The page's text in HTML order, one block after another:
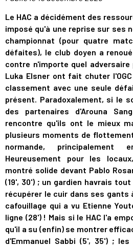
Le HAC a décidément des
imposé qu'à une reprise sur ses
championnat (pour quatre
défaites), le club doyen a
contre n'importe quel
Luka Elsner ont fait chuter
classement avec une seule
présent. Paradoxalement, si le
des partenaires d'Arouna
rencontre qu'ils ont le mieux
plusieurs moments de
normande, principalement
Heureusement pour les
montré solide devant Pablo
(19', 30') ; un gardien havrais
récupérer le cuir dans ses gants
cafouillage qui a vu Etienne
ligne (28') ! Mais si le HAC l'a
qu'il a su (enfin) se montrer
d'Emmanuel Sabbi (5', 35') ;